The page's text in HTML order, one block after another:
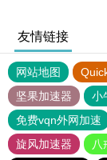
友情链接
网站地图
坚果加速器
小
免费vqn外网加速
旋风加速器
八